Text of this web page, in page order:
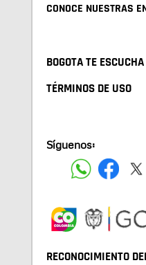
CONOCE NUESTRAS
BOGOTA TE ESCUCHA
TÉRMINOS DE USO
Síguenos:
RECONOCIMIENTO